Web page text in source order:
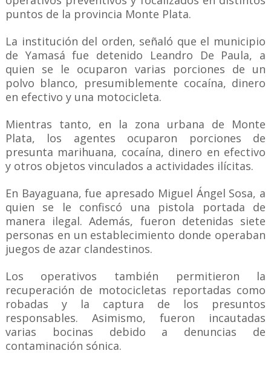
puntos de la provincia Monte Plata.
La institución del orden, señaló que el municipio
de Yamasá fue detenido Leandro De Paula, a
quien se le ocuparon varias porciones de un
polvo blanco, presumiblemente cocaína, dinero
en efectivo y una motocicleta.
Mientras tanto, en la zona urbana de Monte
Plata, los agentes ocuparon porciones de
presunta marihuana, cocaína, dinero en efectivo
y otros objetos vinculados a actividades ilícitas.
En Bayaguana, fue apresado Miguel Ángel Sosa, a
quien se le confiscó una pistola portada de
manera ilegal. Además, fueron detenidas siete
personas en un establecimiento donde operaban
juegos de azar clandestinos.
Los operativos también permitieron la
recuperación de motocicletas reportadas como
robadas y la captura de los presuntos
responsables. Asimismo, fueron incautadas
varias bocinas debido a denuncias de
contaminación sónica.